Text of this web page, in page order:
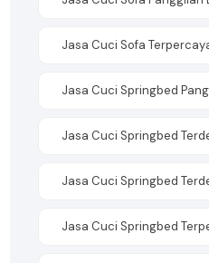
Jasa Cuci Sofa
Jasa Cuci Springbed
Jasa Cuci Springbed
Jasa Cuci Springbed
Jasa Cuci Springbed